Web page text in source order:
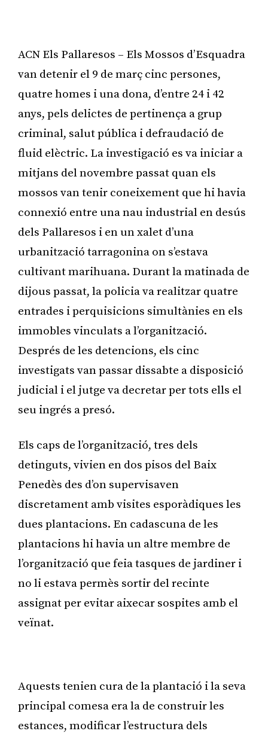
ACN Els Pallaresos – Els Mossos d’Esquadra
van detenir el 9 de març cinc persones,
quatre homes i una dona, d’entre 24 i 42
anys, pels delictes de pertinença a grup
criminal, salut pública i defraudació de
fluid elèctric. La investigació es va iniciar a
mitjans del novembre passat quan els
mossos van tenir coneixement que hi havia
connexió entre una nau industrial en desús
dels Pallaresos i en un xalet d’una
urbanització tarragonina on s’estava
cultivant marihuana. Durant la matinada de
dijous passat, la policia va realitzar quatre
entrades i perquisicions simultànies en els
immobles vinculats a l’organització.
Després de les detencions, els cinc
investigats van passar dissabte a disposició
judicial i el jutge va decretar per tots ells el
seu ingrés a presó.
Els caps de l’organització, tres dels
detinguts, vivien en dos pisos del Baix
Penedès des d’on supervisaven
discretament amb visites esporàdiques les
dues plantacions. En cadascuna de les
plantacions hi havia un altre membre de
l’organització que feia tasques de jardiner i
no li estava permès sortir del recinte
assignat per evitar aixecar sospites amb el
veïnat.
Aquests tenien cura de la plantació i la seva
principal comesa era la de construir les
estances, modificar l’estructura dels